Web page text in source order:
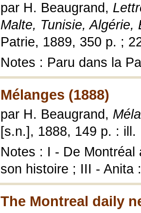
par H. Beaugrand,
Malte, Tunisie, Algérie,
Patrie, 1889, 350 p. ;
Notes : Paru dans la
Mélanges (1888)
par H. Beaugrand,
[s.n.], 1888, 149 p. : ill.
Notes : I - De
son histoire ; III - Anita
The Montreal daily